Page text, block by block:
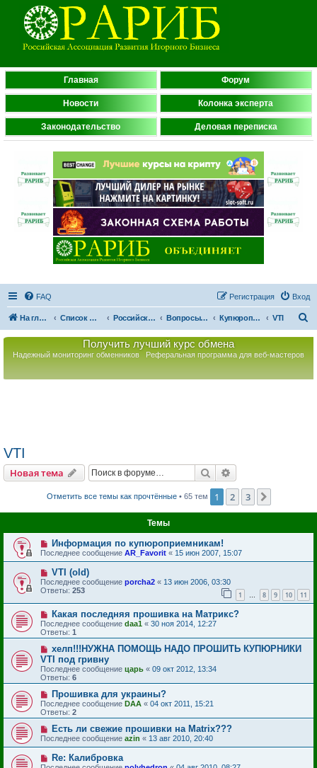
Главная Форум
Новости Колонка эксперта
Законодательство Деловая переписка
FAQ Вход
Регистрация
На главную Список форумов Российская Ассоциация Развития Игорного Бизнеса Вопросы по игорному оборудованию Купюроприемники VTI
Получить лучший курс обмена
Надежный мониторинг обменников Реферальная программа для веб-мастеров
VTI
Новая тема Поиск
Отметить все темы как прочтённые• 65 тем 1 2 3
Темы
Информация по купюроприемникам!
Последнее сообщение AR_Favorit « 15 июн 2007, 15:07
VTI (old)
Последнее сообщение porcha2 « 13 июн 2006, 03:30
Ответы: 253 1 … 8 9 10 11
Какая последняя прошивка на Матрикс?
Последнее сообщение daa1 « 30 ноя 2014, 12:27
Ответы: 1
хелп!!!НУЖНА ПОМОЩЬ НАДО ПРОШИТЬ КУПЮРНИКИ
VTI под гривну
Последнее сообщение царь « 09 окт 2012, 13:34
Ответы: 6
Прошивка для украины?
Последнее сообщение DAA « 04 окт 2011, 15:21
Ответы: 2
Есть ли свежие прошивки на Matrix???
Последнее сообщение azin « 13 авг 2010, 20:40
Re: Калибровка